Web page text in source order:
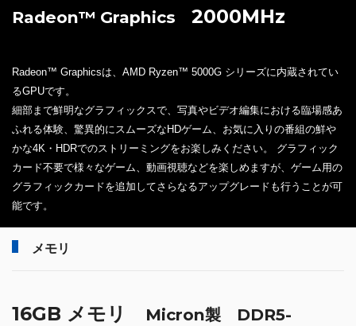
Radeon™ Graphics 2000MHz
Radeon™ Graphicsは、AMD Ryzen™ 5000G シリーズに内蔵されてい
るGPUです。
細部まで鮮明なグラフィックスで、写真やビデオ編集における臨場感あ
ふれる体験、驚異的にスムーズなHDゲーム、お気に入りの番組の鮮や
かな4K・HDRでのストリーミングをお楽しみください。 グラフィック
カード不要で様々なゲーム、動画視聴などを楽しめますが、ゲーム用の
グラフィックカードを追加してさらなるアップグレードも行うことが可
能です。
メモリ
16GB メモリ
Micron製 DDR5-